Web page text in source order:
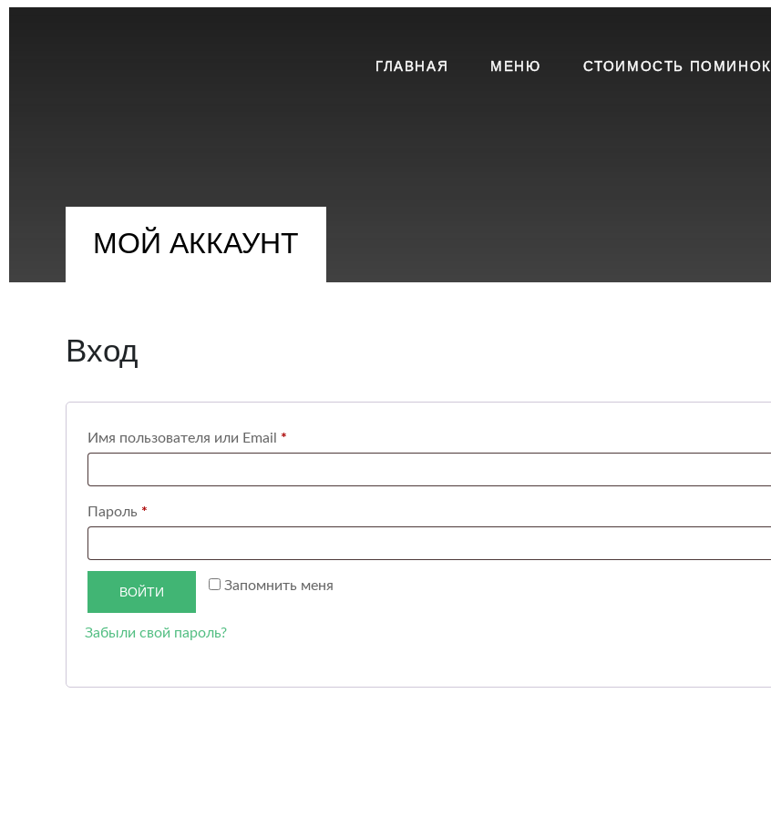
ГЛАВНАЯ МЕНЮ СТОИМОСТЬ ПОМИНОК
МОЙ АККАУНТ
Вход
Имя пользователя или Email *
Пароль *
Запомнить меня
ВОЙТИ
Забыли свой пароль?